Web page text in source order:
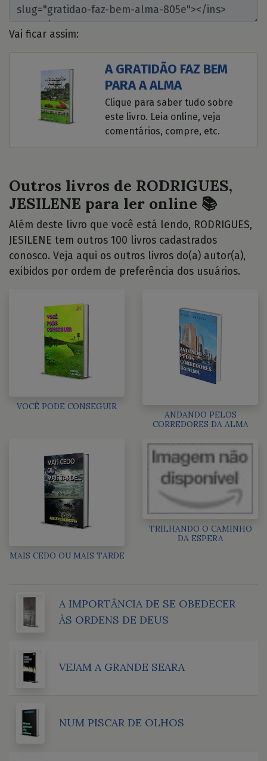
Vai ficar assim:
A GRATIDÃO FAZ BEM
PARA A ALMA
Clique para saber tudo sobre
este livro. Leia online, veja
comentários, compre, etc.
Outros livros de RODRIGUES,
JESILENE para ler online 📚
Além deste livro que você está lendo, RODRIGUES,
JESILENE tem outros 100 livros cadastrados
conosco. Veja aqui os outros livros do(a) autor(a),
exibidos por ordem de preferência dos usuários.
VOCÊ PODE CONSEGUIR
ANDANDO PELOS
CORREDORES DA ALMA
MAIS CEDO OU MAIS TARDE
TRILHANDO O CAMINHO
DA ESPERA
A IMPORTÂNCIA DE SE OBEDECER
ÀS ORDENS DE DEUS
VEJAM A GRANDE SEARA
NUM PISCAR DE OLHOS